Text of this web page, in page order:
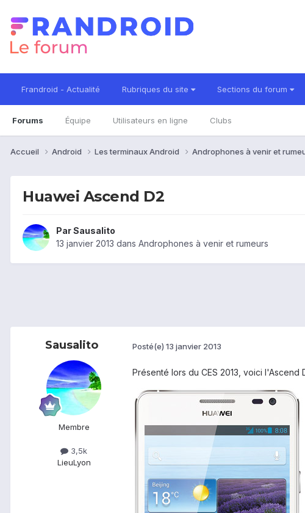
Frandroid - Actualité Rubriques du site Sections du forum
Forums Équipe Utilisateurs en ligne Clubs
Accueil Android Les terminaux Android Androphones à venir et
Huawei Ascend D2
ParSausalito
13 janvier 2013 dans Androphones à venir et rumeurs
Sausalito
Membre
3,5k
LieuLyon
Posté(e) 13 janvier 2013
Présenté lors du CES 2013, voici l'Ascend